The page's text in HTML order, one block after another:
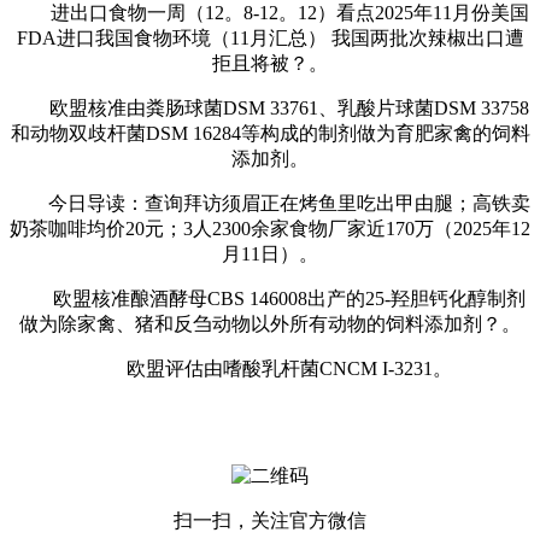
进出口食物一周（12。8-12。12）看点2025年11月份美国
FDA进口我国食物环境（11月汇总） 我国两批次辣椒出口遭
拒且将被？。
欧盟核准由粪肠球菌DSM 33761、乳酸片球菌DSM 33758
和动物双歧杆菌DSM 16284等构成的制剂做为育肥家禽的饲料
添加剂。
今日导读：查询拜访须眉正在烤鱼里吃出甲由腿；高铁卖
奶茶咖啡均价20元；3人2300余家食物厂家近170万（2025年12
月11日）。
欧盟核准酿酒酵母CBS 146008出产的25-羟胆钙化醇制剂
做为除家禽、猪和反刍动物以外所有动物的饲料添加剂？。
欧盟评估由嗜酸乳杆菌CNCM I-3231。
扫一扫，关注官方微信